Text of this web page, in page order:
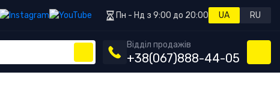
Пн - Нд з 9:00 до 20:00 UA RU
Відділ продажів
+38(067)888-44-05